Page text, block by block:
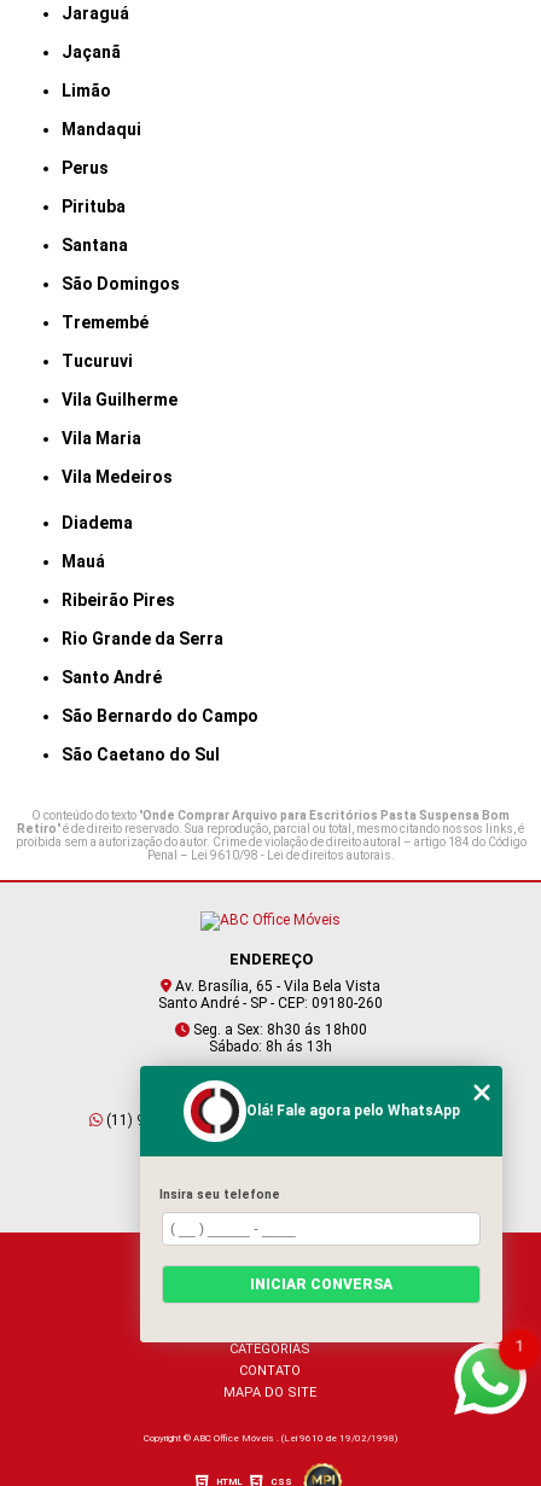
Jaraguá
Jaçanã
Limão
Mandaqui
Perus
Pirituba
Santana
São Domingos
Tremembé
Tucuruvi
Vila Guilherme
Vila Maria
Vila Medeiros
Diadema
Mauá
Ribeirão Pires
Rio Grande da Serra
Santo André
São Bernardo do Campo
São Caetano do Sul
O conteúdo do texto "Onde Comprar Arquivo para Escritórios Pasta Suspensa Bom
Retiro" é de direito reservado. Sua reprodução, parcial ou total, mesmo citando nossos links, é
proibida sem a autorização do autor. Crime de violação de direito autoral – artigo 184 do Código
Penal – Lei 9610/98 - Lei de direitos autorais.
ENDEREÇO
Av. Brasília, 65 - Vila Bela Vista
Santo André - SP - CEP: 09180-260
Seg. a Sex: 8h30 ás 18h00
Sábado: 8h ás 13h
CONTATO
(11) 95409-2229
(11) 4901-6045
vendas@abcofficemoveis.com.br
HOME
SOBRE NÓS
PRODUTOS
CATEGORIAS
CONTATO
MAPA DO SITE
Copyright © ABC Office Móveis . (Lei 9610 de 19/02/1998)
HTML CSS
1
Olá! Fale agora pelo WhatsApp
Insira seu telefone
INICIAR CONVERSA